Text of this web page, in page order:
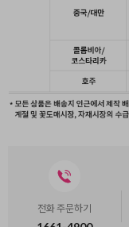
전화 주문하기